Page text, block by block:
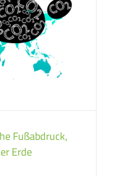
Fußabdruck,
Erde